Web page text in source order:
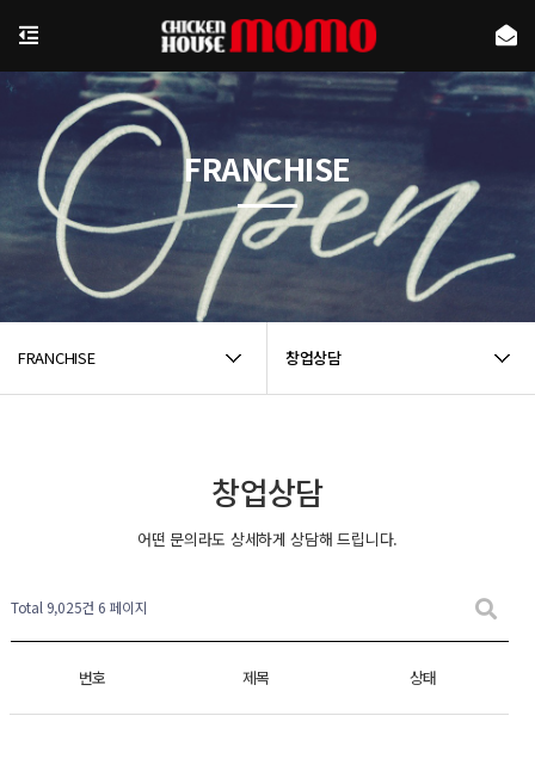
FRANCHISE 창업상담
FRANCHISE
창업상담
어떤 문의라도 상세하게 상담해 드립니다.
Total 9,025건 6 페이지
번호 제목 상태